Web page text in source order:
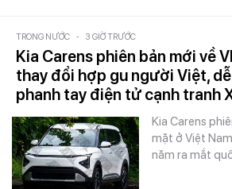
TRONG NƯỚC - 3 GIỜ TRƯỚC
Kia Carens phiên bản mới về
thay đổi hợp gu người Việt, dễ
phanh tay điện tử cạnh tranh
Kia Carens
mặt ở Việt
năm ra mắt